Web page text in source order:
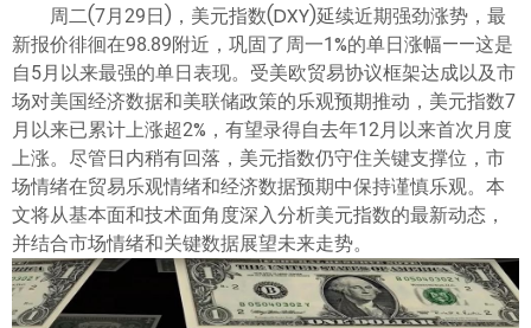
한글
日本語
Tiếng việt
ไทย
周二(7月29日)，美元指数(DXY)延续近期强劲涨势，最
新报价徘徊在98.89附近，巩固了周一1%的单日涨幅——这是
自5月以来最强的单日表现。受美欧贸易协议框架达成以及市
场对美国经济数据和美联储政策的乐观预期推动，美元指数7
月以来已累计上涨超2%，有望录得自去年12月以来首次月度
上涨。尽管日内稍有回落，美元指数仍守住关键支撑位，市
场情绪在贸易乐观情绪和经济数据预期中保持谨慎乐观。本
文将从基本面和技术面角度深入分析美元指数的最新动态，
并结合市场情绪和关键数据展望未来走势。